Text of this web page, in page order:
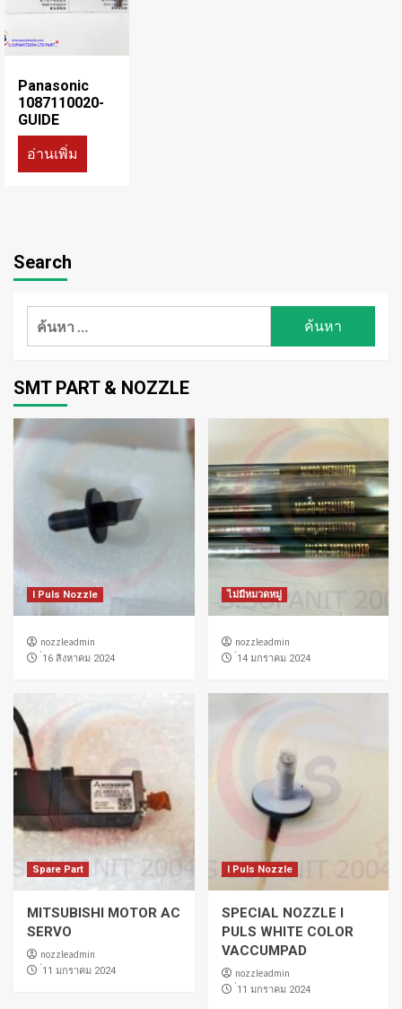
Panasonic
1087110020-
GUIDE
อ่านเพิ่ม
Search
ค้นหา
SMT PART & NOZZLE
I Puls Nozzle
nozzleadmin
่16 สิงหาคม 2024
ไม่มีหมวดหมู่
nozzleadmin
่14 มกราคม 2024
Spare Part
MITSUBISHI MOTOR AC
SERVO
nozzleadmin
่11 มกราคม 2024
I Puls Nozzle
SPECIAL NOZZLE I
PULS WHITE COLOR
VACCUMPAD
nozzleadmin
่11 มกราคม 2024